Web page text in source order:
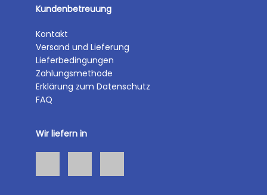
Kundenbetreuung
Kontakt
Versand und Lieferung
Lieferbedingungen
Zahlungsmethode
Erklärung zum Datenschutz
FAQ
Wir liefern in